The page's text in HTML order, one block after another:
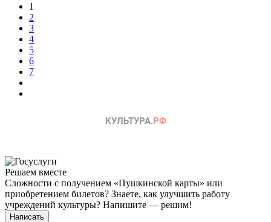
1
2
3
4
5
6
7
Решаем вместе
Сложности с получением «Пушкинской карты» или
приобретением билетов? Знаете, как улучшить работу
учреждений культуры? Напишите — решим!
Написать